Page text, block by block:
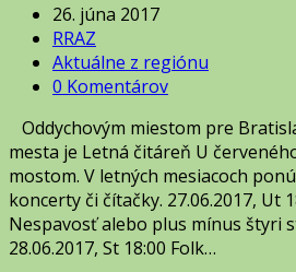
26. júna 2017
RRAZ
Aktuálne z regiónu
0 Komentárov
Oddychovým miestom pre
mesta je Letná čitáreň U
mostom. V letných mesiacoch
koncerty či čítačky. 27.06.2017, Ut
Nespavosť alebo plus mínus štyri
28.06.2017, St 18:00 Folk…